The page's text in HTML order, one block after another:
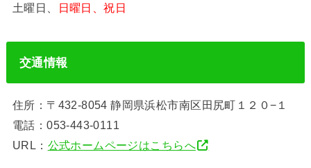
土曜日、
日曜日、祝日
交通情報
住所：〒432-8054 静岡県浜松市南区田尻町１２０−１
電話：053-443-0111
URL： 公式ホームページはこちらへ